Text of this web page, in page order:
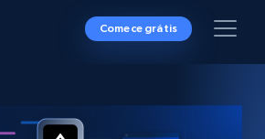
Comece grátis